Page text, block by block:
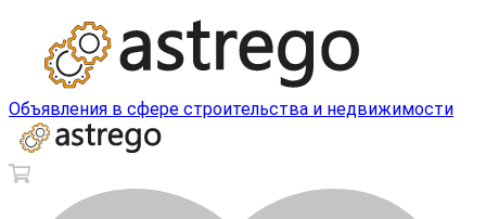
Объявления в сфере строительства и недвижимости